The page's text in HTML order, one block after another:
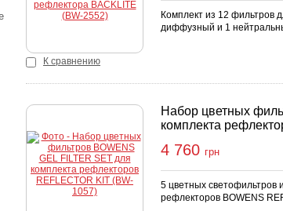
К сравнению
Комплект из 12 фильтров
диффузный и 1
Набор цветных
комплекта
4 760 грн
Купить
5 цветных
рефлекторов BOWENS